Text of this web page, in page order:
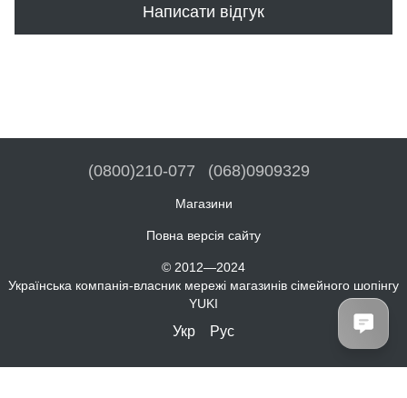
Написати відгук
(0800)210-077 (068)0909329
Магазини
Повна версія сайту
© 2012—2024
Українська компанія-власник мережі магазинів сімейного шопінгу
YUKI
Укр Рус